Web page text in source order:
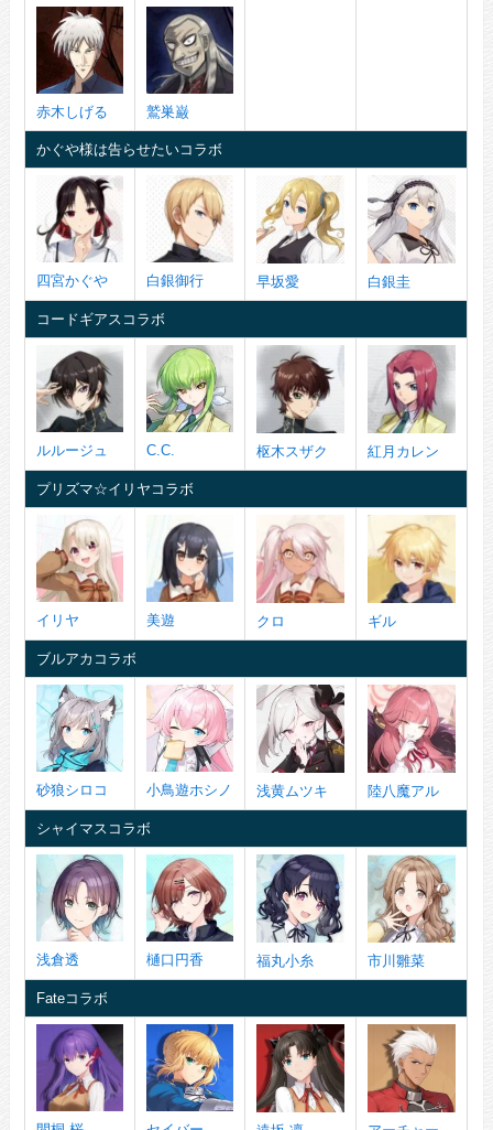
赤木しげる 鷲巣巌
かぐや様は告らせたいコラボ
四宮かぐや 白銀御行 早坂愛 白銀圭
コードギアスコラボ
ルルージュ C.C. 枢木スザク 紅月カレン
プリズマ☆イリヤコラボ
イリヤ 美遊 クロ ギル
ブルアカコラボ
砂狼シロコ 小鳥遊ホシノ 浅黄ムツキ 陸八魔アル
シャイマスコラボ
浅倉透 樋口円香 福丸小糸 市川雛菜
Fateコラボ